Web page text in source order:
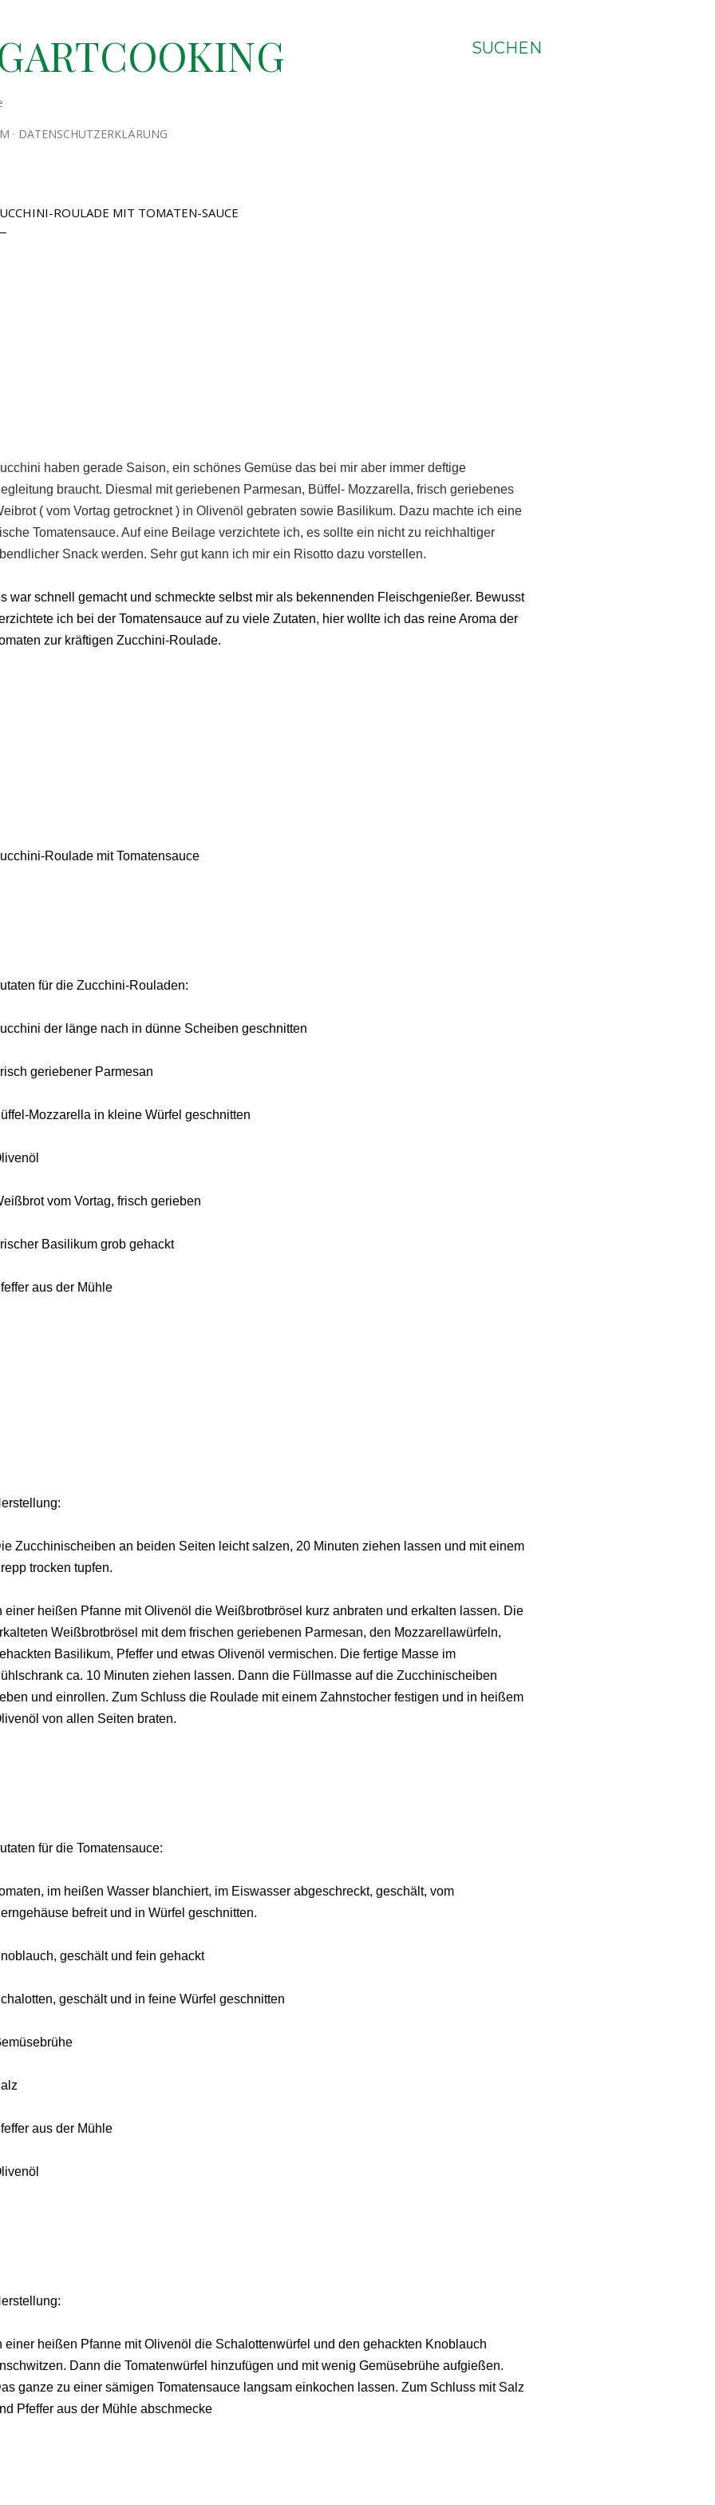
SUCHEN
DATENSCHUTZERKLÄRUNG
ROULADE MIT TOMATEN-SAUCE
haben gerade Saison, ein schönes Gemüse das bei mir aber immer deftige
braucht. Diesmal mit geriebenen Parmesan, Büffel- Mozzarella, frisch geriebenes
( vom Vortag getrocknet ) in Olivenöl gebraten sowie Basilikum. Dazu machte ich eine
Tomatensauce. Auf eine Beilage verzichtete ich, es sollte ein nicht zu reichhaltiger
Snack werden. Sehr gut kann ich mir ein Risotto dazu vorstellen.
war schnell gemacht und schmeckte selbst mir als bekennenden Fleischgenießer. Bewusst
ich bei der Tomatensauce auf zu viele Zutaten, hier wollte ich das reine Aroma der
zur kräftigen Zucchini-Roulade.
Roulade mit Tomatensauce
für die Zucchini-Rouladen:
der länge nach in dünne Scheiben geschnitten
geriebener Parmesan
Mozzarella in kleine Würfel geschnitten
vom Vortag, frisch gerieben
Basilikum grob gehackt
aus der Mühle
Zucchinischeiben an beiden Seiten leicht salzen, 20 Minuten ziehen lassen und mit einem
trocken tupfen.
einer heißen Pfanne mit Olivenöl die Weißbrotbrösel kurz anbraten und erkalten lassen. Die
Weißbrotbrösel mit dem frischen geriebenen Parmesan, den Mozzarellawürfeln,
Basilikum, Pfeffer und etwas Olivenöl vermischen. Die fertige Masse im
ca. 10 Minuten ziehen lassen. Dann die Füllmasse auf die Zucchinischeiben
und einrollen. Zum Schluss die Roulade mit einem Zahnstocher festigen und in heißem
von allen Seiten braten.
für die Tomatensauce:
im heißen Wasser blanchiert, im Eiswasser abgeschreckt, geschält, vom
befreit und in Würfel geschnitten.
geschält und fein gehackt
geschält und in feine Würfel geschnitten
aus der Mühle
einer heißen Pfanne mit Olivenöl die Schalottenwürfel und den gehackten Knoblauch
Dann die Tomatenwürfel hinzufügen und mit wenig Gemüsebrühe aufgießen.
ganze zu einer sämigen Tomatensauce langsam einkochen lassen. Zum Schluss mit Salz
Pfeffer aus der Mühle abschmecke